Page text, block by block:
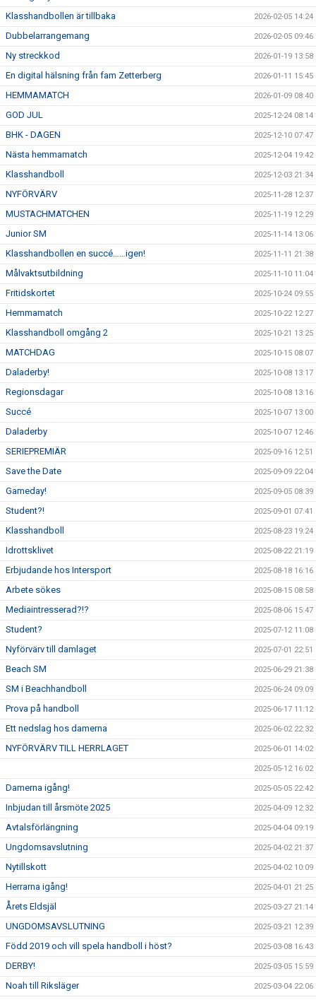
Klasshandbollen är tillbaka 2026-02-05 14:24
Dubbelarrangemang 2026-02-05 09:46
Ny streckkod 2026-01-19 13:58
En digital hälsning från fam Zetterberg 2026-01-11 15:45
HEMMAMATCH 2026-01-09 08:40
GOD JUL 2025-12-24 08:14
BHK - DAGEN 2025-12-10 07:47
Nästa hemmamatch 2025-12-04 19:42
Klasshandboll 2025-12-03 21:34
NYFÖRVÄRV 2025-11-28 12:37
MUSTACHMATCHEN 2025-11-19 12:29
Junior SM 2025-11-14 13:06
Klasshandbollen en succé……igen! 2025-11-11 21:38
Målvaktsutbildning 2025-11-10 11:04
Fritidskortet 2025-10-24 09:55
Hemmamatch 2025-10-22 12:27
Klasshandboll omgång 2 2025-10-21 13:25
MATCHDAG 2025-10-15 08:07
Daladerby! 2025-10-08 13:17
Regionsdagar 2025-10-08 13:16
Succé 2025-10-07 13:00
Daladerby 2025-10-07 12:46
SERIEPREMIÄR 2025-09-16 12:51
Save the Date 2025-09-09 22:04
Gameday! 2025-09-05 08:39
Student?! 2025-09-01 07:41
Klasshandboll 2025-08-23 19:24
Idrottsklivet 2025-08-22 21:19
Erbjudande hos Intersport 2025-08-18 16:16
Arbete sökes 2025-08-15 08:58
Mediaintresserad?!? 2025-08-06 15:47
Student? 2025-07-12 11:08
Nyförvärv till damlaget 2025-07-01 22:51
Beach SM 2025-06-29 21:38
SM i Beachhandboll 2025-06-24 09:09
Prova på handboll 2025-06-17 11:12
Ett nedslag hos damerna 2025-06-02 22:32
NYFÖRVÄRV TILL HERRLAGET 2025-06-01 14:02
2025-05-12 16:02
Damerna igång! 2025-05-05 22:42
Inbjudan till årsmöte 2025 2025-04-09 12:32
Avtalsförlängning 2025-04-04 09:19
Ungdomsavslutning 2025-04-02 21:37
Nytillskott 2025-04-02 10:09
Herrarna igång! 2025-04-01 21:25
Årets Eldsjäl 2025-03-27 21:14
UNGDOMSAVSLUTNING 2025-03-21 12:39
Född 2019 och vill spela handboll i höst? 2025-03-08 16:43
DERBY! 2025-03-05 15:59
Noah till Riksläger 2025-03-04 22:06